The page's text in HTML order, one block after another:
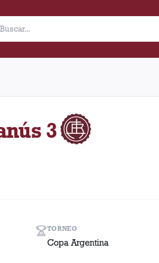
visitante en el estadio
3
TORNEO
Copa Argentina